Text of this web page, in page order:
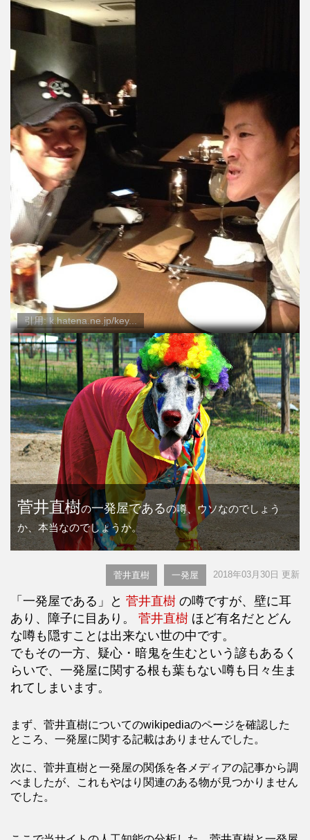
引用: k.hatena.ne.jp/key...
菅井直樹の一発屋であるの噂、ウソなのでしょう
か、本当なのでしょうか。
菅井直樹 一発屋 2018年03月30日 更新
「一発屋である」と 菅井直樹 の噂ですが、壁に耳
あり、障子に目あり。 菅井直樹 ほど有名だとどん
な噂も隠すことは出来ない世の中です。
でもその一方、疑心・暗鬼を生むという諺もあるく
らいで、一発屋に関する根も葉もない噂も日々生ま
れてしまいます。
まず、菅井直樹についてのwikipediaのページを確認した
ところ、一発屋に関する記載はありませんでした。
次に、菅井直樹と一発屋の関係を各メディアの記事から調
べましたが、これもやはり関連のある物が見つかりません
でした。